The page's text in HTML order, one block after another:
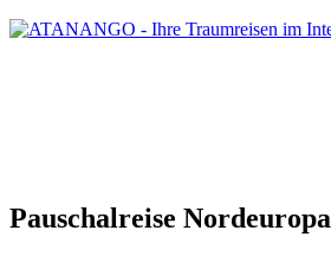
Pauschalreise Nordeuropa